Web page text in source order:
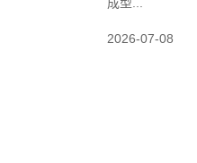
2026-07-08